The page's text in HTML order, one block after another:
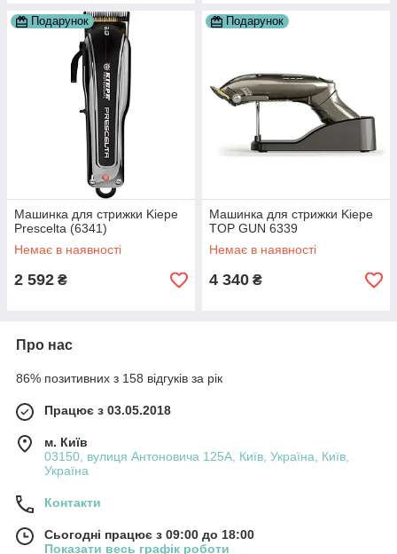
Подарунок
Машинка для стрижки Kiepe
Prescelta (6341)
Немає в наявності
2 592 ₴
Подарунок
Машинка для стрижки Kiepe
TOP GUN 6339
Немає в наявності
4 340 ₴
Про нас
86% позитивних з 158 відгуків за рік
Працює з 03.05.2018
м. Київ
03150, вулиця Антоновича 125А, Київ, Україна, Київ,
Україна
Контакти
Сьогодні працює з 09:00 до 18:00
Показати весь графік роботи